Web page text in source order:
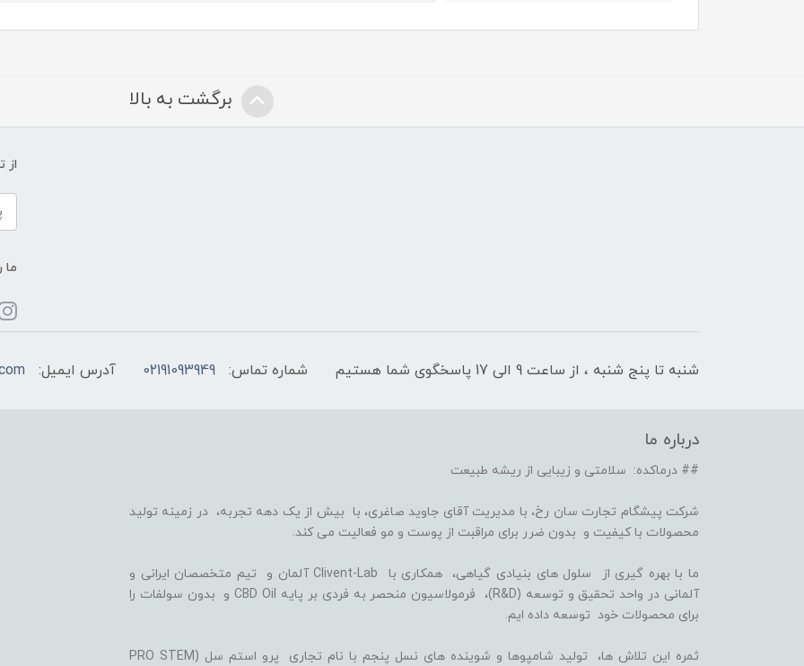
برگشت به بالا
از
ما
شنبه تا پنج شنبه ، از ساعت 9 الی 17 پاسخگوی شما هستیم شماره تماس: 02191093949 آدرس ایمیل:
درباره ما
## درماکده: سلامتی و زیبایی از ریشه طبیعت
شرکت پیشگام تجارت سان رخ، با مدیریت آقای جاوید صاغری، با بیش از یک دهه تجربه، در زمینه تولید
محصولات با کیفیت و بدون ضرر برای مراقبت از پوست و مو فعالیت می کند.
ما با بهره گیری از سلول های بنیادی گیاهی، همکاری با Clivent-Lab آلمان و تیم متخصصان ایرانی و
آلمانی در واحد تحقیق و توسعه (R&D)، فرمولاسیون منحصر به فردی بر پایه CBD Oil و بدون سولفات را
برای محصولات خود توسعه داده ایم.
ثمره این تلاش ها، تولید شامپوها و شوینده های نسل پنجم با نام تجاری پرو استم سل (PRO STEM